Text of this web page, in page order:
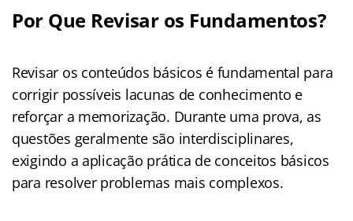
Por Que Revisar os Fundamentos?
Revisar os conteúdos básicos é fundamental para
corrigir possíveis lacunas de conhecimento e
reforçar a memorização. Durante uma prova, as
questões geralmente são interdisciplinares,
exigindo a aplicação prática de conceitos básicos
para resolver problemas mais complexos.